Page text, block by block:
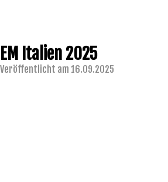
EM Italien 2025
Veröffentlicht am 16.09.2025